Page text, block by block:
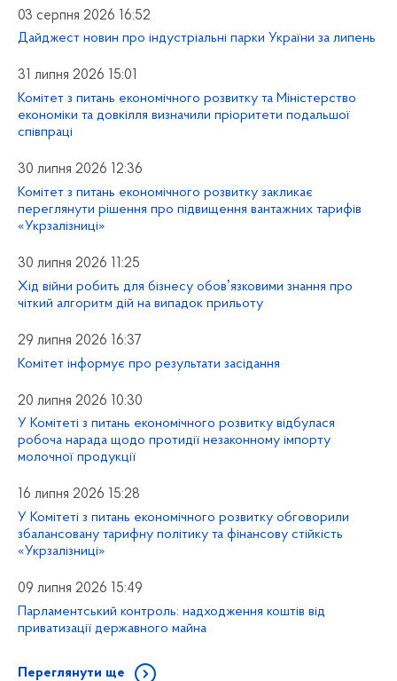
03 серпня 2026 16:52
Дайджест новин про індустріальні парки України за липень
31 липня 2026 15:01
Комітет з питань економічного розвитку та Міністерство
економіки та довкілля визначили пріоритети подальшої
співпраці
30 липня 2026 12:36
Комітет з питань економічного розвитку закликає
переглянути рішення про підвищення вантажних тарифів
«Укрзалізниці»
30 липня 2026 11:25
Хід війни робить для бізнесу обовʼязковими знання про
чіткий алгоритм дій на випадок прильоту
29 липня 2026 16:37
Комітет інформує про результати засідання
20 липня 2026 10:30
У Комітеті з питань економічного розвитку відбулася
робоча нарада щодо протидії незаконному імпорту
молочної продукції
16 липня 2026 15:28
У Комітеті з питань економічного розвитку обговорили
збалансовану тарифну політику та фінансову стійкість
«Укрзалізниці»
09 липня 2026 15:49
Парламентський контроль: надходження коштів від
приватизації державного майна
Переглянути ще